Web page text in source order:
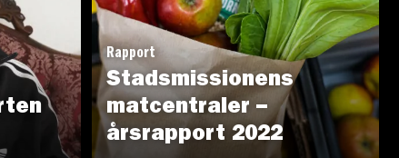
Rapport
Stadsmissionens
matcentraler –
årsrapport 2022